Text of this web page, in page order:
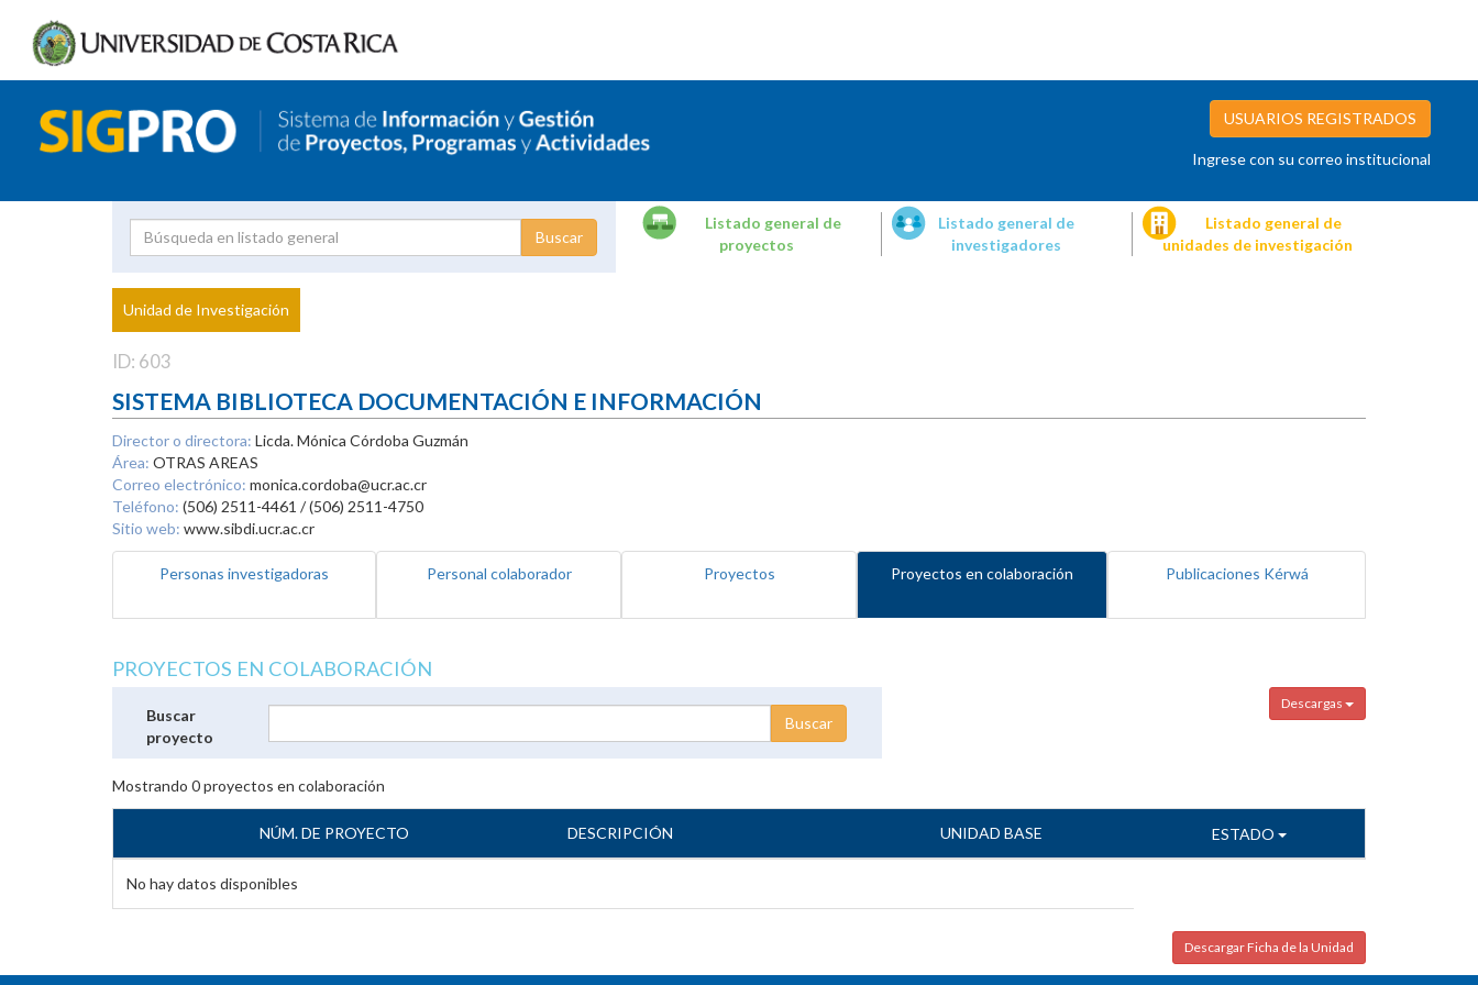
USUARIOS REGISTRADOS
Ingrese con su correo institucional
Proyecto
Investigador
Listado general de
proyectos
Listado general de
investigadores
Listado general de
unidades de investigación
Unidad de Investigación
ID: 603
SISTEMA BIBLIOTECA DOCUMENTACIÓN E INFORMACIÓN
Director o directora: Licda. Mónica Córdoba Guzmán
Área: OTRAS AREAS
Correo electrónico: monica.cordoba@ucr.ac.cr
Teléfono: (506) 2511-4461 / (506) 2511-4750
Sitio web: www.sibdi.ucr.ac.cr
Personas investigadoras Personal colaborador Proyectos Proyectos en colaboración Publicaciones Kérwá
PROYECTOS EN COLABORACIÓN
Descargas
Buscar
proyecto
Mostrando 0proyectos en colaboración
NÚM. DE PROYECTO DESCRIPCIÓN UNIDAD BASE ESTADO
No hay datos disponibles
Descargar Ficha de la Unidad